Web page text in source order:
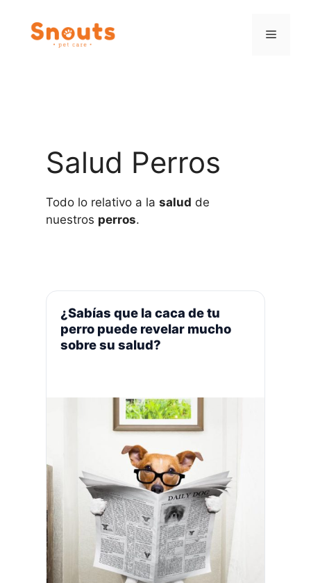
contenido
Menú
Salud Perros
Todo lo relativo a la salud de
nuestros perros.
¿Sabías que la caca de tu
perro puede revelar mucho
sobre su salud?